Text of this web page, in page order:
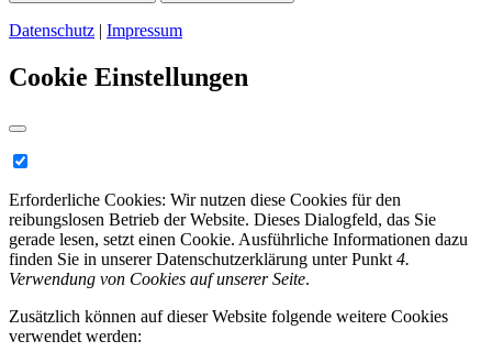
Datenschutz | Impressum
Cookie Einstellungen
Erforderliche Cookies: Wir nutzen diese Cookies für den
reibungslosen Betrieb der Website. Dieses Dialogfeld, das Sie
gerade lesen, setzt einen Cookie. Ausführliche Informationen dazu
finden Sie in unserer Datenschutzerklärung unter Punkt4.
Verwendung von Cookies auf unserer Seite.
Zusätzlich können auf dieser Website folgende weitere Cookies
verwendet werden: